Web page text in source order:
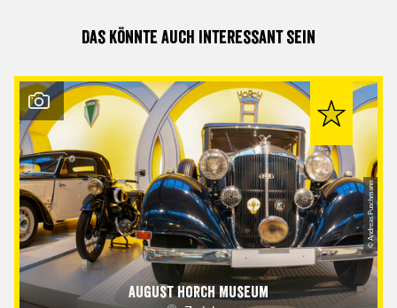
Das könnte auch interessant sein
August Horch Museum
© Andreas Puschmann